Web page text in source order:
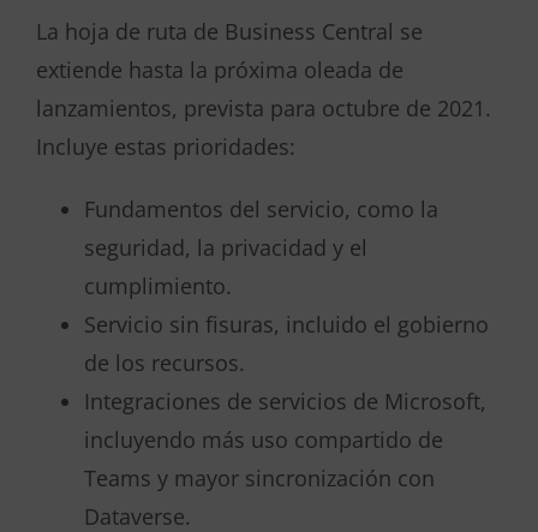
La hoja de ruta de Business Central se
extiende hasta la próxima oleada de
lanzamientos, prevista para octubre de 2021.
Incluye estas prioridades:
Fundamentos del servicio, como la
seguridad, la privacidad y el
cumplimiento.
Servicio sin fisuras, incluido el gobierno
de los recursos.
Integraciones de servicios de Microsoft,
incluyendo más uso compartido de
Teams y mayor sincronización con
Dataverse.